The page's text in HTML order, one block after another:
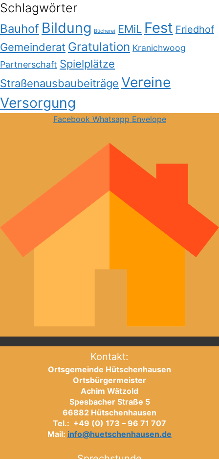
Schlagwörter
Bauhof Bildung Bücherei EMiL Fest Friedhof
Gemeinderat Gratulation Kranichwoog
Partnerschaft Spielplätze
Straßenausbaubeiträge Vereine
Versorgung
Facebook Whatsapp Envelope
Kontakt:
Ortsgemeinde Hütschenhausen
Ortsbürgermeister
Achim Wätzold
Spesbacher Straße 5
66882 Hütschenhausen
Tel.: +49 (0) 173 – 96 71 707
Mail: info@huetschenhausen.de